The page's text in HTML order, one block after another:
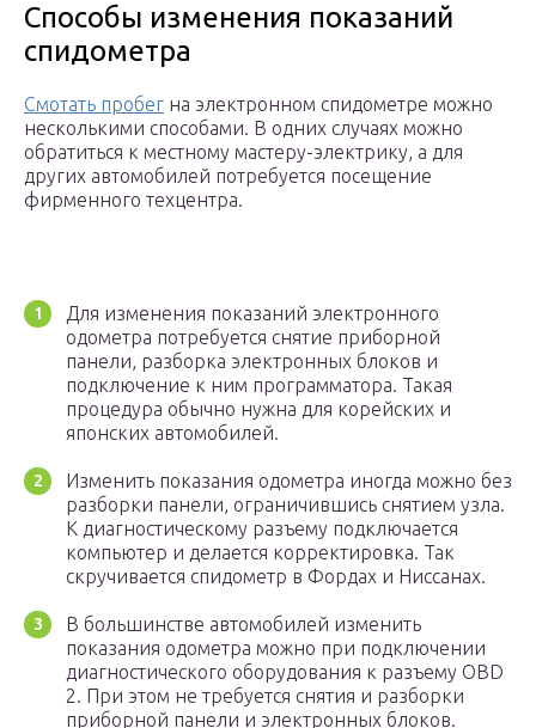
Способы изменения показаний
спидометра
Смотать пробег на электронном спидометре можно
несколькими способами. В одних случаях можно
обратиться к местному мастеру-электрику, а для
других автомобилей потребуется посещение
фирменного техцентра.
Для изменения показаний электронного
одометра потребуется снятие приборной
панели, разборка электронных блоков и
подключение к ним программатора. Такая
процедура обычно нужна для корейских и
японских автомобилей.
Изменить показания одометра иногда можно без
разборки панели, ограничившись снятием узла.
К диагностическому разъему подключается
компьютер и делается корректировка. Так
скручивается спидометр в Фордах и Ниссанах.
В большинстве автомобилей изменить
показания одометра можно при подключении
диагностического оборудования к разъему OBD
2. При этом не требуется снятия и разборки
приборной панели и электронных блоков.